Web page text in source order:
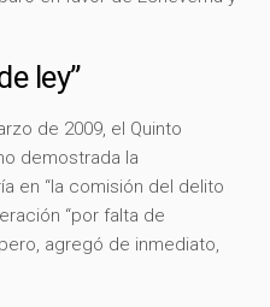
ley”
de 2009, el Quinto
demostrada la
en “la comisión del delito
“por falta de
agregó de inmediato,